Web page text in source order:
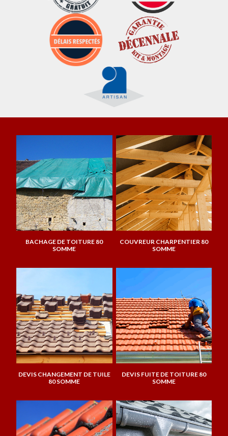
BACHAGE DE TOITURE 80
SOMME
COUVREUR CHARPENTIER 80
SOMME
DEVIS CHANGEMENT DE TUILE
80 SOMME
DEVIS FUITE DE TOITURE 80
SOMME